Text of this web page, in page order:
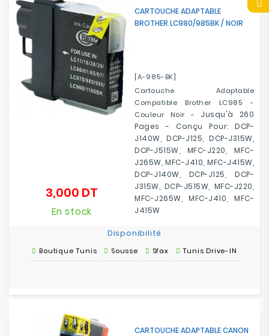
CARTOUCHE ADAPTABLE
BROTHER LC980/985BK / NOIR
[A-985-BK]
Cartouche Adaptable
Compatible Brother LC985 -
Couleur Noir - Jusqu'à 260
Pages - Conçu Pour: DCP-
J140W, DCP-J125, DCP-J315W,
DCP-J515W, MFC-J220, MFC-
J265W, MFC-J410, MFC-J415W,
DCP-J140W, DCP-J125, DCP-
J315W, DCP-J515W, MFC-J220,
MFC-J265W, MFC-J410, MFC-
J415W
3,000 DT
En stock
Disponibilité
Boutique Tunis Sousse Sfax Tunis Drive-IN
CARTOUCHE ADAPTABLE CANON